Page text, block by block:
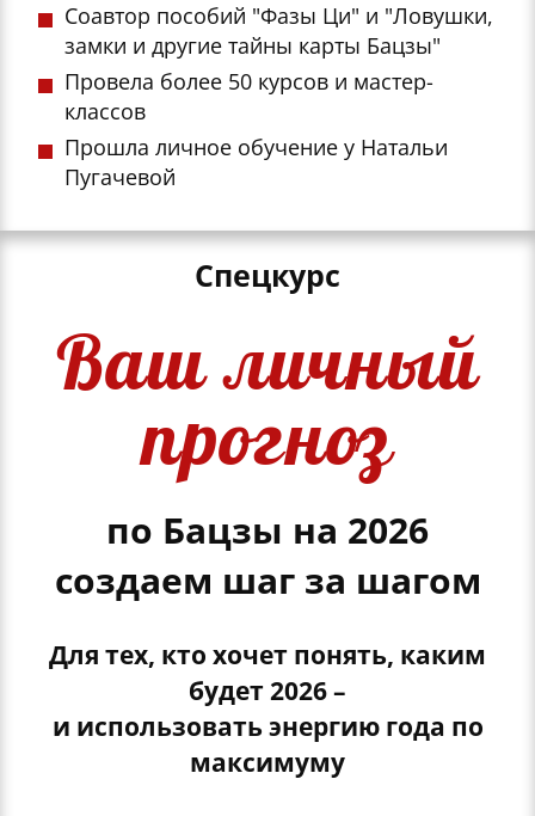
Соавтор пособий "Фазы Ци" и "Ловушки,
замки и другие тайны карты Бацзы"
Провела более 50 курсов и мастер-
классов
Прошла личное обучение у Натальи
Пугачевой
Спецкурс
Ваш личный
прогноз
по Бацзы на 2026
создаем шаг за шагом
Для тех, кто хочет понять, каким
будет 2026 –
и использовать энергию года по
максимуму